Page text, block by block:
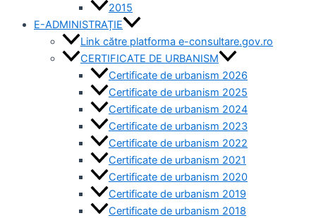
2015
E-ADMINISTRAȚIE
Link către platforma e-consultare.gov.ro
CERTIFICATE DE URBANISM
Certificate de urbanism 2026
Certificate de urbanism 2025
Certificate de urbanism 2024
Certificate de urbanism 2023
Certificate de urbanism 2022
Certificate de urbanism 2021
Certificate de urbanism 2020
Certificate de urbanism 2019
Certificate de urbanism 2018